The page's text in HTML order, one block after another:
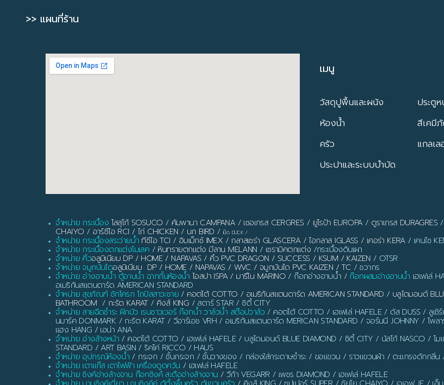
>> แผนที่ร้าน
เมนู
วัสดุปูพื้นและผนัง
ห้องน้ำ
ครัว
ประปาและระบบบำบัด
ประตูห
สีเคมี
แกลเล
จำหน่าย กระเบื้อง โสสุโก้ SOSUCO / คัมพานา CAMPANA/ เซอเกรส CERGRES / ยูโรป้า EUROPA/ ดูราเกรส DURAGRES /
CHAIYO / อาร์ซีไอ RCI / ไก่ CHICKEN / นก BIRD / เป็ด DUCK /
จำหน่าย กระเบื้องสระว่ายน้ำ ทีซีไอ TCI / อิมเม็กซ์ IMEX/ กลาสเซร่า GLASCERA/ไอกลาส IGLASS / เคอร่า KERA/ เคนไซ
จำหน่าย กระเบื้องตกแต่งโมเสค / หินทรายตกแต่ง มีลาน MELANN / เซรามิคตกแต่ง /กระเบื้องดินเผา
จำหน่าย คิ้วอลูมิเนียม DP / HOME / NAPAVAS / คิ้ว PVC DRAGON / SUCCESS / KSUM / KAIZEN / OTSR
จำหน่าย จมูกบันไดอลูมิเนียม DP / HOME / NAPAVAS / WVC / จมูกบันได PVC KAIZEN / TC / ชวากร
จำหน่าย อ่างอาบน้ำ ตู้อาบน้ำ ฉากกั้นห้องน้ำ ไอสปา ISPA / มารีโน MARINO / ก๊อกอ่างอาบน้ำ / ก๊อกผสมอ่างอาบน้ำ เฮเฟเล่
อเมริกันสแตนดาร์ด AMERICAN STANDARD
จำหน่าย สุขภัณฑ์ ชักโครก โถปัสสาวะชาย / คอตโต้ COTTO / อเมริกันสแตนดาร์ด AMERICAN STANDARD / บลูไดมอนด์
BATHROOM / กะรัต KARAT/ คิงส์ KING / สตาร์ STAR / ซิตี้ CITY
จำหน่าย สายฉีดชำระ ฝักบัว เรนชาวเวอร์ ก๊อกน้ำ วาล์วน้ำ สต๊อปวาล์ว / คอตโต้ COTTO / เฮเฟเล่ HAFELE / ดัส DUSS / ลูเ
นมาร์ค DONMARK / กะรัต KARAT / วีอาร์เอช VRH / อเมริกันสแตนดาร์ด MERICAN STANDARD / จอร์นนี JOHNNY / โ
แฮง HANG / เอน่า ANA
จำหน่าย อ่างล้างหน้า / คอตโต้ COTTO / เฮเฟเล่ HAFELE / บลูไดมอนด์ BLUE DIAMOND / ซิตี้ CITY / นัสโก้ NASCO / โม
STANDARD / ART BASIN / ริคโค่ RICCO / HAUS
จำหน่าย อุปกรณ์ห้องน้ำ / กระจก / ชั้นกระจก / ชั้นวางของ / กล่องใส่กระดาษชำระ / ขอแขวน / ราวแขวนผ้า / ตะแกรงดักก
จำหน่าย เตาแก๊ส เตาไฟฟ้า เครื่องดูดควัน / เฮเฟเล่ HAFELE
จำหน่าย ซิงค์อ่างล้างจาน ก๊อกซิงค์ สะดืออ่างล้างจาน / วีก้า VEGARR / เพชร DIAMOND / เฮเฟเล่ HAFELE